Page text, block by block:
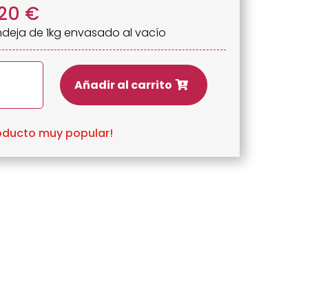
€
de 1kg envasado al vacío
Añadir al carrito
muy popular!